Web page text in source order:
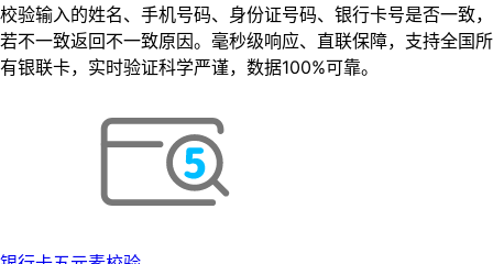
校验输入的姓名、手机号码、身份证号码、银行卡号是否一致，
若不一致返回不一致原因。毫秒级响应、直联保障，支持全国所
有银联卡，实时验证科学严谨，数据100%可靠。